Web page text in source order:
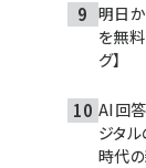
明日
を無
グ】
AI回答
ジタル
時代の